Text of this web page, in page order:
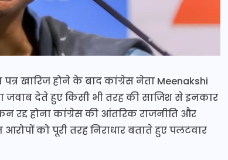
खारिज होने के बाद कांग्रेस नेता Meenakshi
जवाब देते हुए किसी भी तरह की साजिश से इनकार
रद्द होना कांग्रेस की आंतरिक राजनीति और
को पूरी तरह निराधार बताते हुए पलटवार